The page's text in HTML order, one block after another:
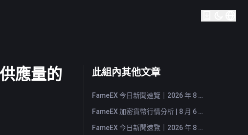
應量的
此組內其他文章
FameEX 今日新聞速覽｜2026 年 8 月 7 日
FameEX 加密貨幣行情分析 | 8 月 6 日, 2026
FameEX 今日新聞速覽｜2026 年 8 月 6 日